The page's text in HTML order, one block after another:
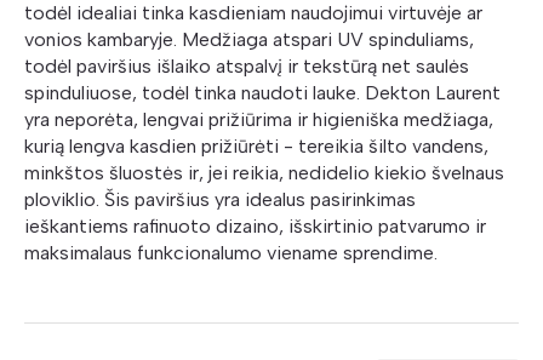
todėl idealiai tinka kasdieniam naudojimui virtuvėje ar
vonios kambaryje. Medžiaga atspari UV spinduliams,
todėl paviršius išlaiko atspalvį ir tekstūrą net saulės
spinduliuose, todėl tinka naudoti lauke. Dekton Laurent
yra neporėta, lengvai prižiūrima ir higieniška medžiaga,
kurią lengva kasdien prižiūrėti - tereikia šilto vandens,
minkštos šluostės ir, jei reikia, nedidelio kiekio švelnaus
ploviklio. Šis paviršius yra idealus pasirinkimas
ieškantiems rafinuoto dizaino, išskirtinio patvarumo ir
maksimalaus funkcionalumo viename sprendime.